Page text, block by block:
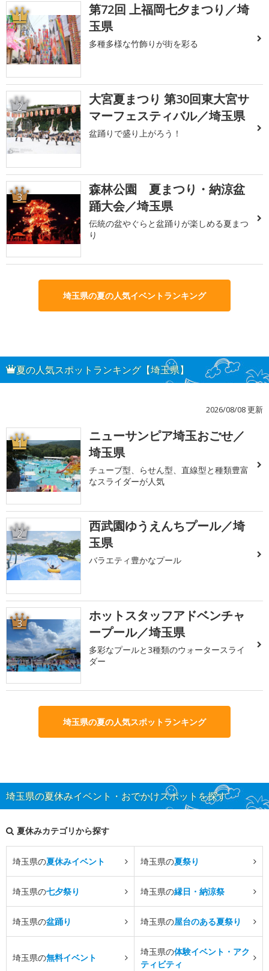
1
第72回 上福岡七夕まつり／埼
玉県
多種多様な竹飾りが街を彩る
2
大宮夏まつり 第30回東大宮サ
マーフェスティバル／埼玉県
盆踊りで盛り上がろう！
3
森林公園 夏まつり・納涼盆
踊大会／埼玉県
伝統の盆やぐらと盆踊りが楽しめる夏まつ
り
埼玉県の夏の人気イベントランキング
夏の人気スポットランキング【埼玉県】
2026/08/08 更新
1
ニューサンピア埼玉おごせ／
埼玉県
チューブ型、らせん型、直線型と種類豊富
なスライダーが人気
2
西武園ゆうえんちプール／埼
玉県
バラエティ豊かなプール
3
ホットスタッフアドベンチャ
ープール／埼玉県
多彩なプールと3種類のウォータースライ
ダー
埼玉県の夏の人気スポットランキング
埼玉県の夏休みイベント・おでかけスポットを探す
夏休みカテゴリから探す
埼玉県の夏休みイベント 埼玉県の夏祭り
埼玉県の七夕祭り 埼玉県の縁日・納涼祭
埼玉県の盆踊り 埼玉県の屋台のある夏祭り
埼玉県の無料イベント
埼玉県の体験イベント・アク
ティビティ